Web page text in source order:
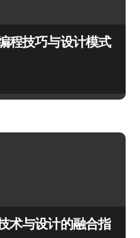
程技巧与设计模式
术与设计的融合指